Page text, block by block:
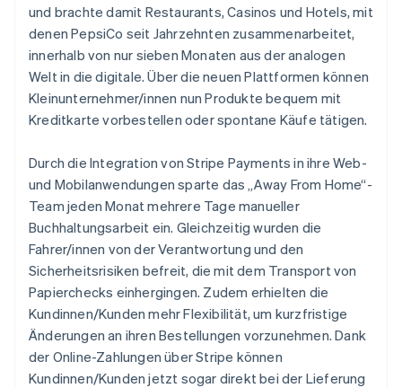
und brachte damit Restaurants, Casinos und Hotels, mit
denen PepsiCo seit Jahrzehnten zusammenarbeitet,
innerhalb von nur sieben Monaten aus der analogen
Welt in die digitale. Über die neuen Plattformen können
Kleinunternehmer/innen nun Produkte bequem mit
Kreditkarte vorbestellen oder spontane Käufe tätigen.
Durch die Integration von Stripe Payments in ihre Web-
und Mobilanwendungen sparte das „Away From Home“-
Team jeden Monat mehrere Tage manueller
Buchhaltungsarbeit ein. Gleichzeitig wurden die
Fahrer/innen von der Verantwortung und den
Sicherheitsrisiken befreit, die mit dem Transport von
Papierchecks einhergingen. Zudem erhielten die
Kundinnen/Kunden mehr Flexibilität, um kurzfristige
Änderungen an ihren Bestellungen vorzunehmen. Dank
der Online-Zahlungen über Stripe können
Kundinnen/Kunden jetzt sogar direkt bei der Lieferung